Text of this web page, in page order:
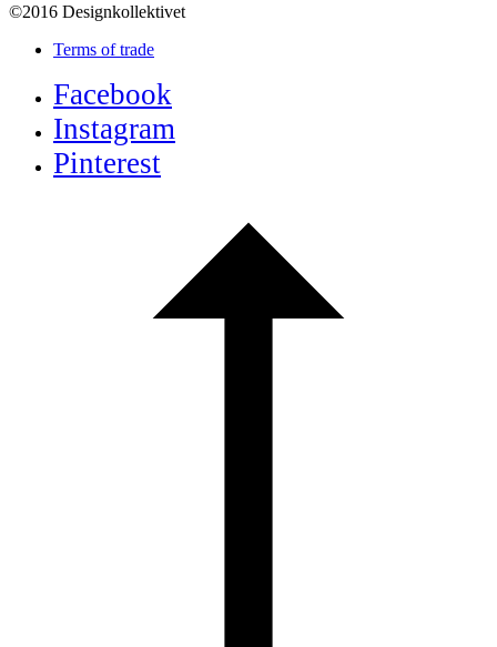
©2016 Designkollektivet
Terms of trade
Facebook
Instagram
Pinterest